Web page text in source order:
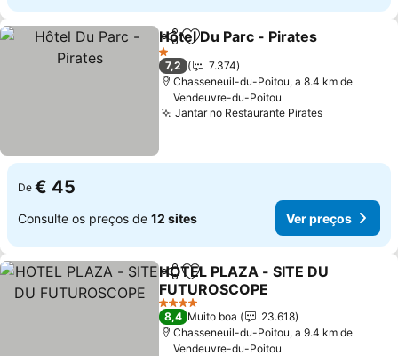
PartilharAdicionar aos favoritos
Hôtel Du Parc - Pirates
1 Estrelas
7,2
7.374
Chasseneuil-du-Poitou, a 8.4 km de
Vendeuvre-du-Poitou
Jantar no Restaurante PiratesVer preços
De € 45
Consulte os preços de 12 sites Ver preços
PartilharAdicionar aos favoritos
HOTEL PLAZA - SITE DU
FUTUROSCOPE
Ver preços
4 Estrelas
8,4 Muito boa
23.618
Chasseneuil-du-Poitou, a 9.4 km de
Vendeuvre-du-Poitou